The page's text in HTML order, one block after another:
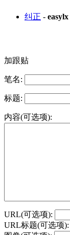
纠正 - easylx
加跟贴
笔名:
标题:
内容(可选项):
URL(可选项):
URL标题(可选项):